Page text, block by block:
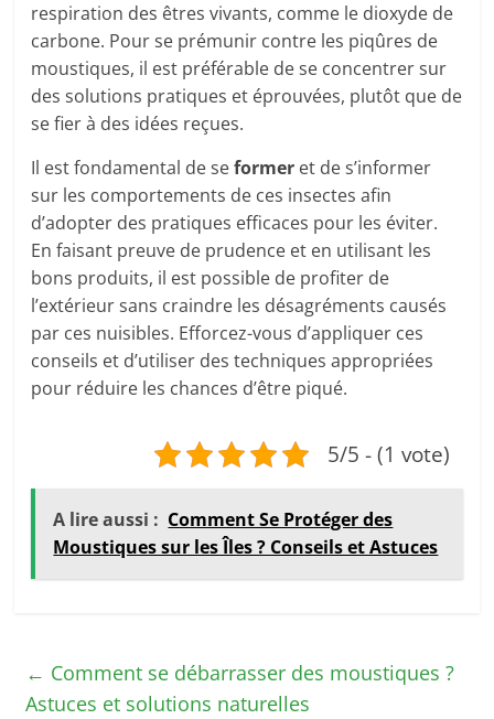
respiration des êtres vivants, comme le dioxyde de
carbone. Pour se prémunir contre les piqûres de
moustiques, il est préférable de se concentrer sur
des solutions pratiques et éprouvées, plutôt que de
se fier à des idées reçues.
Il est fondamental de seformer et de s’informer
sur les comportements de ces insectes afin
d’adopter des pratiques efficaces pour les éviter.
En faisant preuve de prudence et en utilisant les
bons produits, il est possible de profiter de
l’extérieur sans craindre les désagréments causés
par ces nuisibles. Efforcez-vous d’appliquer ces
conseils et d’utiliser des techniques appropriées
pour réduire les chances d’être piqué.
5/5 - (1 vote)
A lire aussi : Comment Se Protéger des
Moustiques sur les Îles ? Conseils et Astuces
← Comment se débarrasser des moustiques ?
Astuces et solutions naturelles